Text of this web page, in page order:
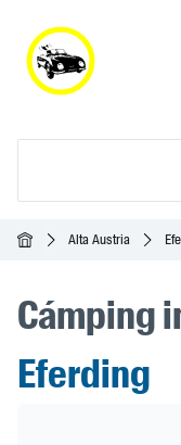
Inicio Alta Austria
Cámping
Eferding